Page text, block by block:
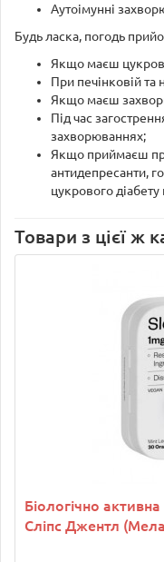
Аутоімунні
Будь ласка, погодь
Якщо маєш
При печінковій та
Якщо маєш
Під час
захворюваннях;
Якщо приймаєш
антидепресанти,
цукрового діабету
Товари з цієї ж
Біологічно
Сліпс Джентл